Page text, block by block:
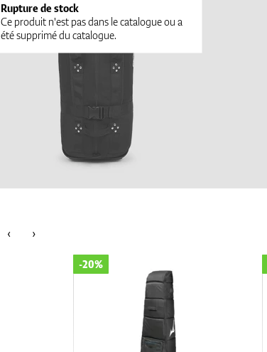
Rupture de stock
Ce produit n'est pas dans le catalogue ou a
été supprimé du catalogue.
‹ ›
-20%